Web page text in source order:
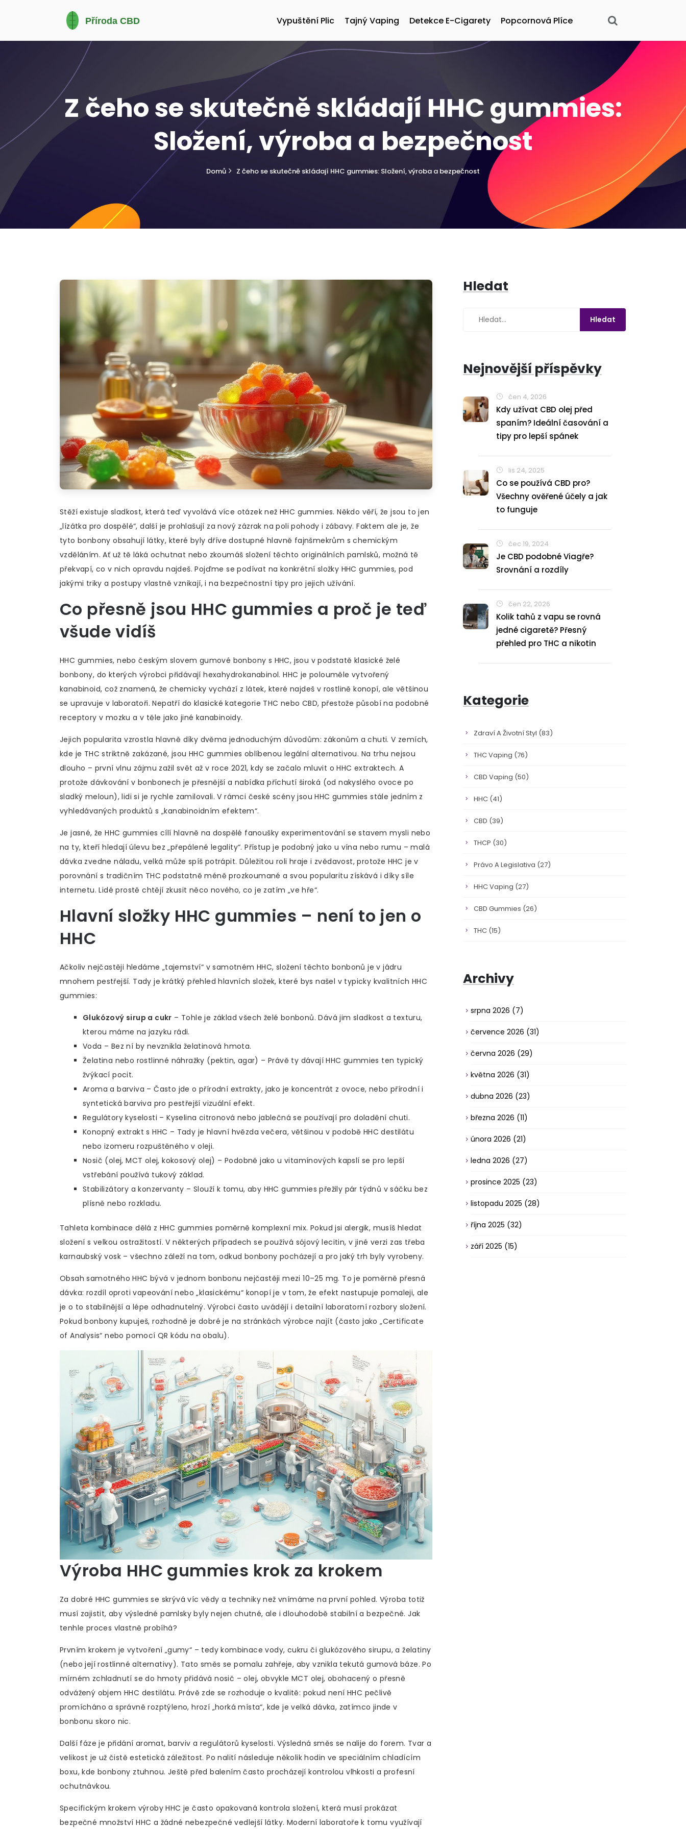
Vypuštění Plic Tajný Vaping Detekce E-Cigarety Popcornová Plíce
Z čeho se skutečně skládají HHC gummies:
Složení, výroba a bezpečnost
Domů Z čeho se skutečně skládají HHC gummies: Složení, výroba a bezpečnost
Stěží existuje sladkost, která teď vyvolává více otázek než HHC gummies. Někdo věří, že jsou to jen
„lízátka pro dospělé“, další je prohlašují za nový zázrak na poli pohody i zábavy. Faktem ale je, že
tyto bonbony obsahují látky, které byly dříve dostupné hlavně fajnšmekrům s chemickým
vzděláním. Ať už tě láká ochutnat nebo zkoumáš složení těchto originálních pamlsků, možná tě
překvapí, co v nich opravdu najdeš. Pojďme se podívat na konkrétní složky HHC gummies, pod
jakými triky a postupy vlastně vznikají, i na bezpečnostní tipy pro jejich užívání.
Co přesně jsou HHC gummies a proč je teď
všude vidíš
HHC gummies, nebo českým slovem gumové bonbony s HHC, jsou v podstatě klasické želé
bonbony, do kterých výrobci přidávají hexahydrokanabinol. HHC je polouměle vytvořený
kanabinoid, což znamená, že chemicky vychází z látek, které najdeš v rostlině konopí, ale většinou
se upravuje v laboratoři. Nepatří do klasické kategorie THC nebo CBD, přestože působí na podobné
receptory v mozku a v těle jako jiné kanabinoidy.
Jejich popularita vzrostla hlavně díky dvěma jednoduchým důvodům: zákonům a chuti. V zemích,
kde je THC striktně zakázané, jsou HHC gummies oblíbenou legální alternativou. Na trhu nejsou
dlouho – první vlnu zájmu zažil svět až v roce 2021, kdy se začalo mluvit o HHC extraktech. A
protože dávkování v bonbonech je přesnější a nabídka příchutí široká (od nakyslého ovoce po
sladký meloun), lidi si je rychle zamilovali. V rámci české scény jsou HHC gummies stále jedním z
vyhledávaných produktů s „kanabinoidním efektem“.
Je jasné, že HHC gummies cílí hlavně na dospělé fanoušky experimentování se stavem mysli nebo
na ty, kteří hledají úlevu bez „přepálené legality“. Přístup je podobný jako u vína nebo rumu – malá
dávka zvedne náladu, velká může spíš potrápit. Důležitou roli hraje i zvědavost, protože HHC je v
porovnání s tradičním THC podstatně méně prozkoumané a svou popularitu získává i díky síle
internetu. Lidé prostě chtějí zkusit něco nového, co je zatím „ve hře“.
Hlavní složky HHC gummies – není to jen o
HHC
Ačkoliv nejčastěji hledáme „tajemství“ v samotném HHC, složení těchto bonbonů je v jádru
mnohem pestřejší. Tady je krátký přehled hlavních složek, které bys našel v typicky kvalitních HHC
gummies:
Glukózový sirup a cukr – Tohle je základ všech želé bonbonů. Dává jim sladkost a texturu,
kterou máme na jazyku rádi.
Voda – Bez ní by nevznikla želatinová hmota.
Želatina nebo rostlinné náhražky (pektin, agar) – Právě ty dávají HHC gummies ten typický
žvýkací pocit.
Aroma a barviva – Často jde o přírodní extrakty, jako je koncentrát z ovoce, nebo přírodní i
syntetická barviva pro pestřejší vizuální efekt.
Regulátory kyselosti – Kyselina citronová nebo jablečná se používají pro doladění chuti.
Konopný extrakt s HHC – Tady je hlavní hvězda večera, většinou v podobě HHC destilátu
nebo izomeru rozpuštěného v oleji.
Nosič (olej, MCT olej, kokosový olej) – Podobně jako u vitamínových kapslí se pro lepší
vstřebání používá tukový základ.
Stabilizátory a konzervanty – Slouží k tomu, aby HHC gummies přežily pár týdnů v sáčku bez
plísně nebo rozkladu.
Tahleta kombinace dělá z HHC gummies poměrně komplexní mix. Pokud jsi alergik, musíš hledat
složení s velkou ostražitostí. V některých případech se používá sójový lecitin, v jiné verzi zas třeba
karnaubský vosk – všechno záleží na tom, odkud bonbony pocházejí a pro jaký trh byly vyrobeny.
Obsah samotného HHC bývá v jednom bonbonu nejčastěji mezi 10–25 mg. To je poměrně přesná
dávka: rozdíl oproti vapeování nebo „klasickému“ konopí je v tom, že efekt nastupuje pomaleji, ale
je o to stabilnější a lépe odhadnutelný. Výrobci často uvádějí i detailní laboratorní rozbory složení.
Pokud bonbony kupuješ, rozhodně je dobré je na stránkách výrobce najít (často jako „Certificate
of Analysis“ nebo pomocí QR kódu na obalu).
Výroba HHC gummies krok za krokem
Za dobré HHC gummies se skrývá víc vědy a techniky než vnímáme na první pohled. Výroba totiž
musí zajistit, aby výsledné pamlsky byly nejen chutné, ale i dlouhodobě stabilní a bezpečné. Jak
tenhle proces vlastně probíhá?
Prvním krokem je vytvoření „gumy“ – tedy kombinace vody, cukru či glukózového sirupu, a želatiny
(nebo její rostlinné alternativy). Tato směs se pomalu zahřeje, aby vznikla tekutá gumová báze. Po
mírném zchladnutí se do hmoty přidává nosič – olej, obvykle MCT olej, obohacený o přesně
odvážený objem HHC destilátu. Právě zde se rozhoduje o kvalitě: pokud není HHC pečlivě
promícháno a správně rozptýleno, hrozí „horká místa“, kde je velká dávka, zatímco jinde v
bonbonu skoro nic.
Další fáze je přidání aromat, barviv a regulátorů kyselosti. Výsledná směs se nalije do forem. Tvar a
velikost je už čistě estetická záležitost. Po nalití následuje několik hodin ve speciálním chladícím
boxu, kde bonbony ztuhnou. Ještě před balením často procházejí kontrolou vlhkosti a profesní
ochutnávkou.
Specifickým krokem výroby HHC je často opakovaná kontrola složení, která musí prokázat
bezpečné množství HHC a žádné nebezpečné vedlejší látky. Moderní laboratoře k tomu využívají
Hledat
Nejnovější příspěvky
čen 4, 2026
Kdy užívat CBD olej před
spaním? Ideální časování a
tipy pro lepší spánek
lis 24, 2025
Co se používá CBD pro?
Všechny ověřené účely a jak
to funguje
čec 19, 2024
Je CBD podobné Viagře?
Srovnání a rozdíly
čen 22, 2026
Kolik tahů z vapu se rovná
jedné cigaretě? Přesný
přehled pro THC a nikotin
Kategorie
Zdraví A Životní Styl (83)
THC Vaping (76)
CBD Vaping (50)
HHC (41)
CBD (39)
THCP (30)
Právo A Legislativa (27)
HHC Vaping (27)
CBD Gummies (26)
THC (15)
Archivy
srpna 2026 (7)
července 2026 (31)
června 2026 (29)
května 2026 (31)
dubna 2026 (23)
března 2026 (11)
února 2026 (21)
ledna 2026 (27)
prosince 2025 (23)
listopadu 2025 (28)
října 2025 (32)
září 2025 (15)